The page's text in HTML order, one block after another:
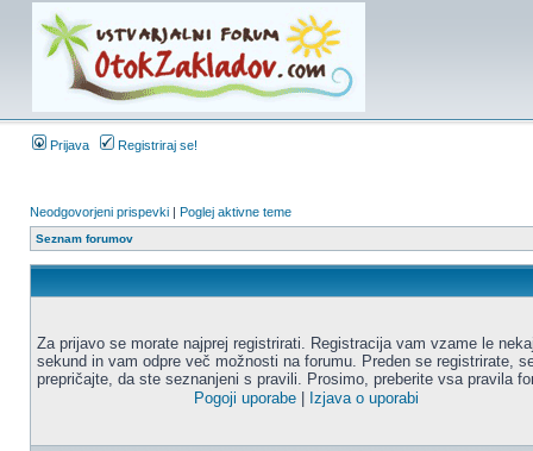
Prijava Registriraj se!
Neodgovorjeni prispevki | Poglej aktivne teme
Seznam forumov
Za prijavo se morate najprej registrirati. Registracija vam vzame le
sekund in vam odpre več možnosti na forumu. Preden se registrirate,
prepričajte, da ste seznanjeni s pravili. Prosimo, preberite vsa pravila
Pogoji uporabe
Izjava o uporabi